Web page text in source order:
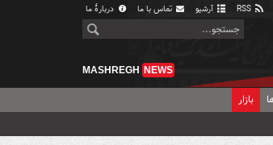
آرشیو تماس با ما دربارهٔ ما
MASHREGH NEWS
بازار